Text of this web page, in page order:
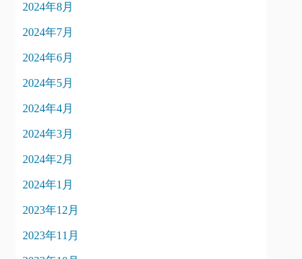
2024年8月
2024年7月
2024年6月
2024年5月
2024年4月
2024年3月
2024年2月
2024年1月
2023年12月
2023年11月